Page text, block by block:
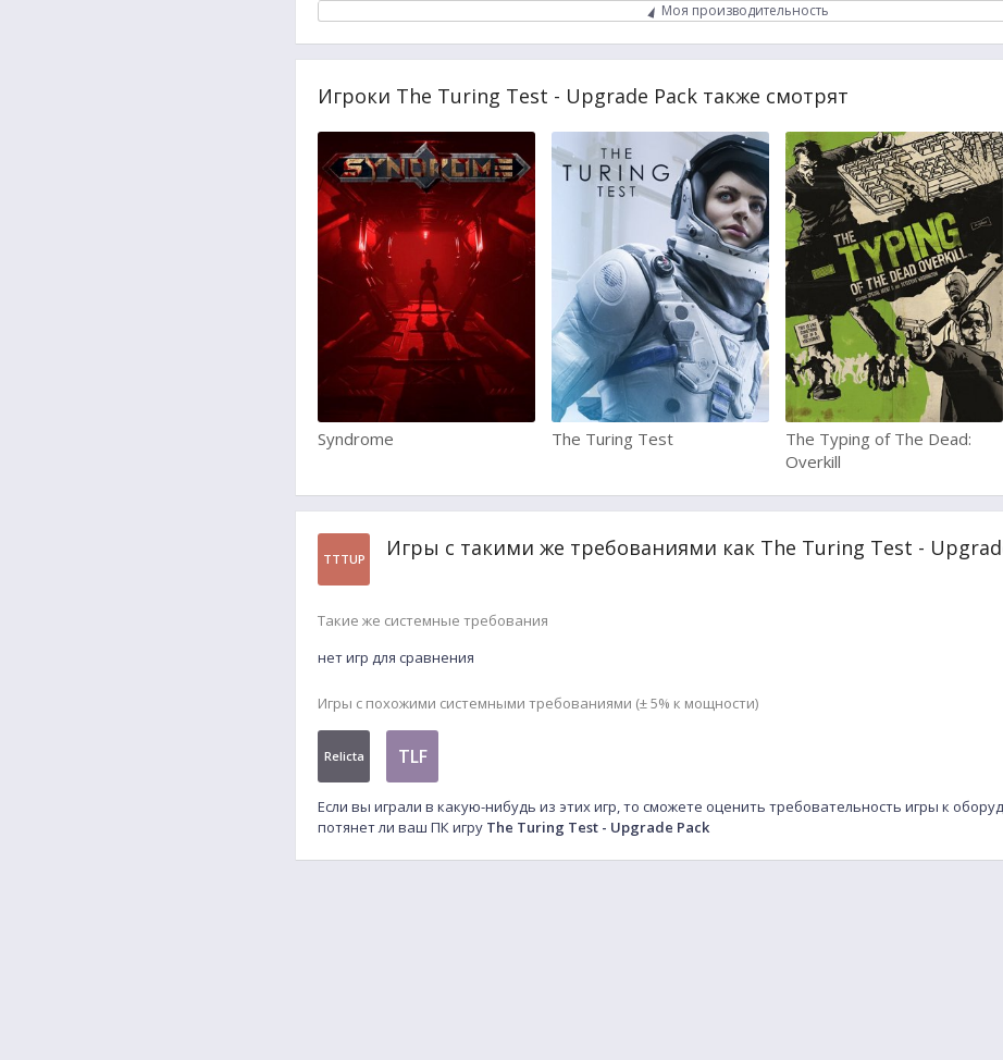
Моя производительность
Игроки The Turing Test - Upgrade Pack также смотрят
Syndrome The Turing Test
The Typing of The Dead:
Overkill
TTTUP Игры с такими же требованиями как The Turing Test -
Такие же системные требования
нет игр для сравнения
Игры с похожими системными требованиями (± 5% к мощности)
Relicta TLF
Если вы играли в какую-нибудь из этих игр, то сможете оценить требовательность игры к
потянет ли ваш ПК игру The Turing Test - Upgrade Pack